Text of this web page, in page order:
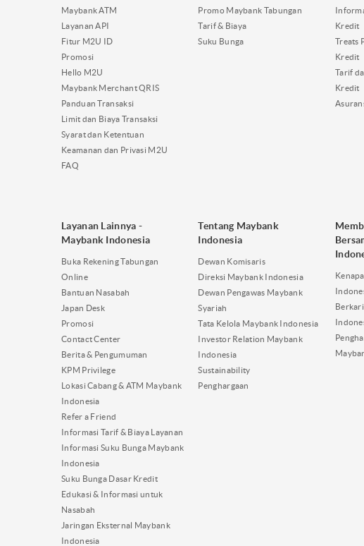
Maybank ATM
Layanan API
Fitur M2U ID
Promosi
Hello M2U
Maybank Merchant QRIS
Panduan Transaksi
Limit dan Biaya Transaksi
Syarat dan Ketentuan
Keamanan dan Privasi M2U
FAQ
Promo Maybank Tabungan
Tarif & Biaya
Suku Bunga
Kredit
Treats
Kredit
Tarif
Kredit
Layanan Lainnya -
Maybank Indonesia
Buka Rekening Tabungan
Online
Bantuan Nasabah
Japan Desk
Promosi
Contact Center
Berita & Pengumuman
KPM Privilege
Lokasi Cabang & ATM Maybank
Indonesia
Refer a Friend
Informasi Tarif & Biaya Layanan
Informasi Suku Bunga Maybank
Indonesia
Suku Bunga Dasar Kredit
Edukasi & Informasi untuk
Nasabah
Jaringan Eksternal Maybank
Indonesia
Tentang Maybank
Indonesia
Dewan Komisaris
Direksi Maybank Indonesia
Dewan Pengawas Maybank
Syariah
Tata Kelola Maybank Indonesia
Investor Relation Maybank
Indonesia
Sustainability
Penghargaan